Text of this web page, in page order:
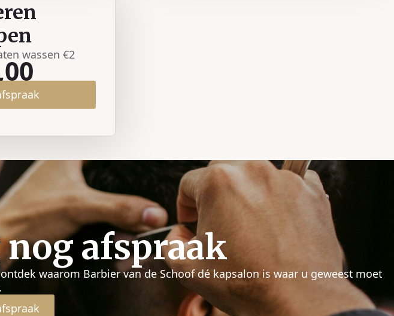
wassen €2
afspraak
waarom Barbier van de Schoof dé kapsalon is waar u geweest moet